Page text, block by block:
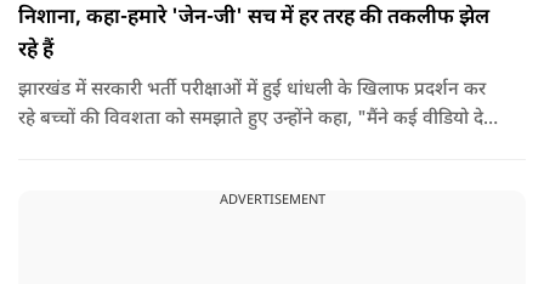
निशाना, कहा-हमारे 'जेन-जी' सच में हर तरह की तकलीफ झेल
रहे हैं
झारखंड में सरकारी भर्ती परीक्षाओं में हुई धांधली के खिलाफ प्रदर्शन कर
रहे बच्चों की विवशता को समझाते हुए उन्होंने कहा, "मैंने कई वीडियो देखे
यहां तक गंभीर हैं कि बच्चों के पास ऑनलाइन फूड नहीं जा पा रहा है. ऐसी
ADVERTISEMENT